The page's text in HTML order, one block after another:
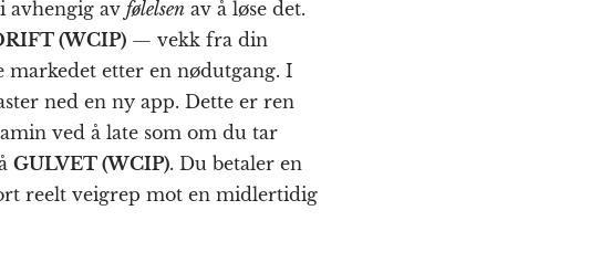
avhengig av følelsen av å løse det.
(WCIP) — vekk fra din
etter en nødutgang. I
ned en ny app. Dette er ren
ved å late som om du tar
GULVET (WCIP). Du betaler en
reelt veigrep mot en midlertidig